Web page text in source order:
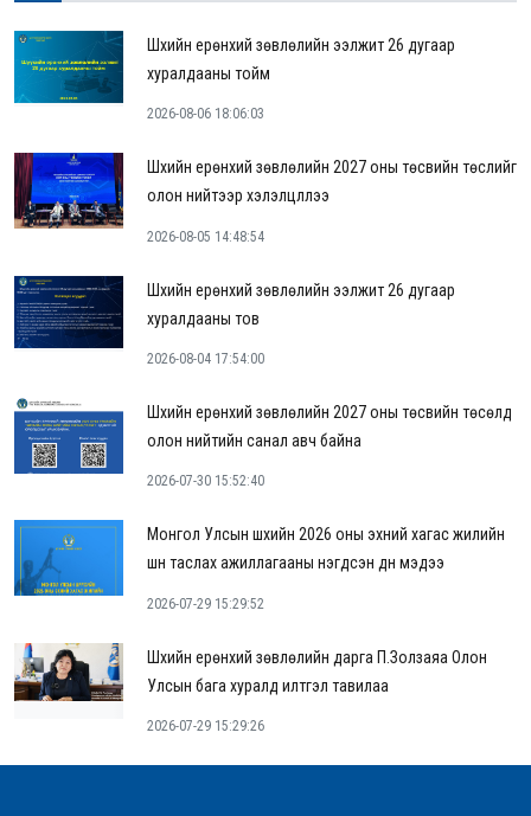
Шүүхийн ерөнхий зөвлөлийн ээлжит 26 дугаар
хуралдааны тойм
2026-08-06 18:06:03
Шүүхийн ерөнхий зөвлөлийн 2027 оны төсвийн төслийг
олон нийтээр хэлэлцүүллээ
2026-08-05 14:48:54
Шүүхийн ерөнхий зөвлөлийн ээлжит 26 дугаар
хуралдааны тов
2026-08-04 17:54:00
Шүүхийн ерөнхий зөвлөлийн 2027 оны төсвийн төсөлд
олон нийтийн санал авч байна
2026-07-30 15:52:40
Монгол Улсын шүүхийн 2026 оны эхний хагас жилийн
шүүн таслах ажиллагааны нэгдсэн дүн мэдээ
2026-07-29 15:29:52
Шүүхийн ерөнхий зөвлөлийн дарга П.Золзаяа Олон
Улсын бага хуралд илтгэл тавилаа
2026-07-29 15:29:26